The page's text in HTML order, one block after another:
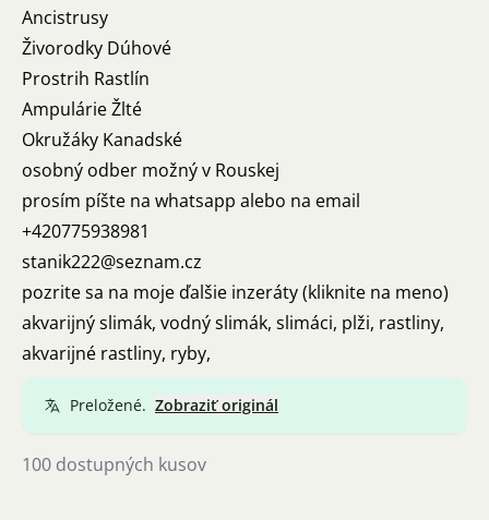
Ancistrusy
Živorodky Dúhové
Prostrih Rastlín
Ampulárie Žlté
Okružáky Kanadské
osobný odber možný v Rouskej
prosím píšte na whatsapp alebo na email
+420775938981
stanik222@seznam.cz
pozrite sa na moje ďalšie inzeráty (kliknite na meno)
akvarijný slimák, vodný slimák, slimáci, plži, rastliny,
akvarijné rastliny, ryby,
Preložené. Zobraziť originál
100 dostupných kusov